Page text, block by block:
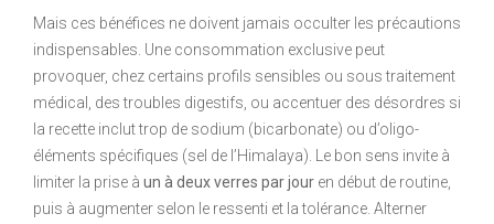
Mais ces bénéfices ne doivent jamais occulter les précautions
indispensables. Une consommation exclusive peut
provoquer, chez certains profils sensibles ou sous traitement
médical, des troubles digestifs, ou accentuer des désordres si
la recette inclut trop de sodium (bicarbonate) ou d’oligo-
éléments spécifiques (sel de l’Himalaya). Le bon sens invite à
limiter la prise à un à deux verres par jour en début de routine,
puis à augmenter selon le ressenti et la tolérance. Alterner